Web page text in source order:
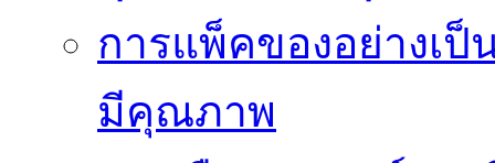
การแพ็คของอย่างเ
มีคุณภาพ